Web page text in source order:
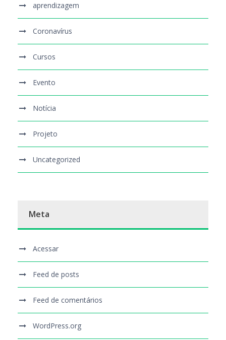
aprendizagem
Coronavírus
Cursos
Evento
Notícia
Projeto
Uncategorized
Meta
Acessar
Feed de posts
Feed de comentários
WordPress.org